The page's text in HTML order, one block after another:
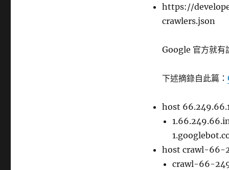
https://
crawlers.json
Google 官方就有
下述摘錄自此篇：
host
host crawl-66-
crawl-66-